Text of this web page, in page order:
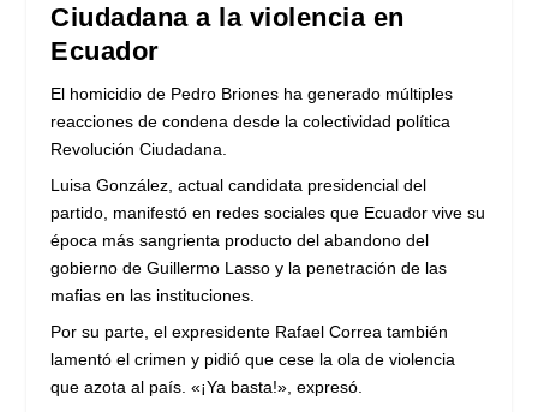
Ciudadana a la violencia en
Ecuador
El homicidio de Pedro Briones ha generado múltiples
reacciones de condena desde la colectividad política
Revolución Ciudadana.
Luisa González, actual candidata presidencial del
partido, manifestó en redes sociales que Ecuador vive su
época más sangrienta producto del abandono del
gobierno de Guillermo Lasso y la penetración de las
mafias en las instituciones.
Por su parte, el expresidente Rafael Correa también
lamentó el crimen y pidió que cese la ola de violencia
que azota al país. «¡Ya basta!», expresó.